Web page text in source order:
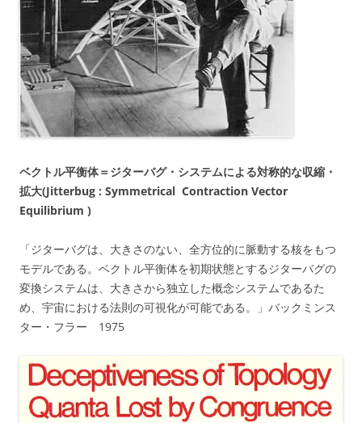
ベクトル平衡体＝ジターバグ・システムによる対称的な収縮・
拡大(Jitterbug : Symmetrical Contraction Vector
Equilibrium )
「ジターバグは、大きさのない、全方位的に脈動する核をもつ
モデルである。ベクトル平衡体を初期状態とするジターバグの
変換システムは、大きさから独立した概念システムであるた
め、宇宙における法則の可視化が可能である。」バックミンス
ター・フラー 1975